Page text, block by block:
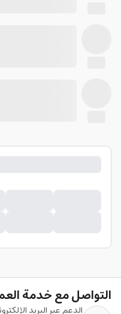
التواصل مع خدمة
الدعم عبر البريد